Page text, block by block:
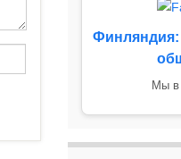
Финляндия:
Мы в